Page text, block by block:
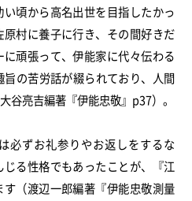
頃から高名出世を目指したかっ
村に養子に行き、その間好きだ
頑張って、伊能家に代々伝わる
の苦労話が綴られており、人間
谷亮吉編著『伊能忠敬』p37）。
必ずお礼参りやお返しをするな
る性格でもあったことが、『江
（渡辺一郎編著『伊能忠敬測量